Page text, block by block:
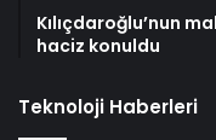
Kılıçdaroğlu’nun
haciz konuldu
Teknoloji Haberleri